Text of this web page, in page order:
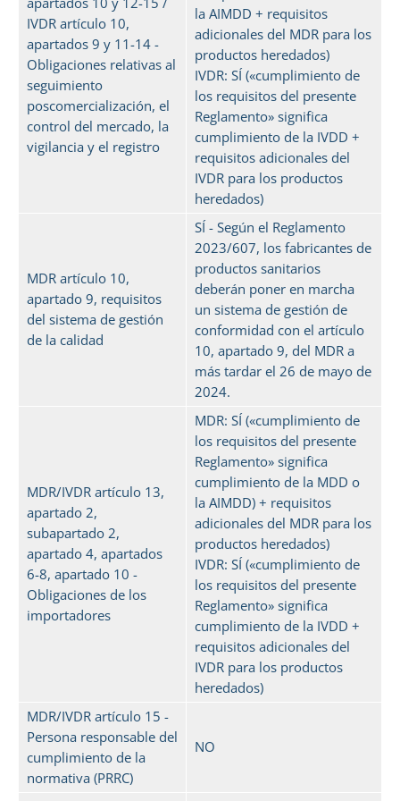
IVDR artículo 10,
apartados 9 y 11-14 -
Obligaciones relativas al
seguimiento
poscomercialización, el
control del mercado, la
vigilancia y el registro
la AIMDD + requisitos
adicionales del MDR para los
productos heredados)
IVDR: SÍ («cumplimiento de
los requisitos del presente
Reglamento» significa
cumplimiento de la IVDD +
requisitos adicionales del
IVDR para los productos
heredados)
MDR artículo 10,
apartado 9, requisitos
del sistema de gestión
de la calidad
SÍ - Según el Reglamento
2023/607, los fabricantes de
productos sanitarios
deberán poner en marcha
un sistema de gestión de
conformidad con el artículo
10, apartado 9, del MDR a
más tardar el 26 de mayo de
2024.
MDR/IVDR artículo 13,
apartado 2,
subapartado 2,
apartado 4, apartados
6-8, apartado 10 -
Obligaciones de los
importadores
MDR: SÍ («cumplimiento de
los requisitos del presente
Reglamento» significa
cumplimiento de la MDD o
la AIMDD) + requisitos
adicionales del MDR para los
productos heredados)
IVDR: SÍ («cumplimiento de
los requisitos del presente
Reglamento» significa
cumplimiento de la IVDD +
requisitos adicionales del
IVDR para los productos
heredados)
MDR/IVDR artículo 15 -
Persona responsable del
cumplimiento de la
normativa (PRRC)
NO